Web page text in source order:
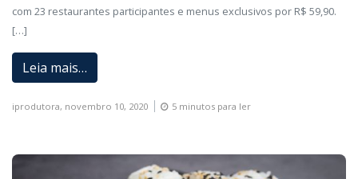
com 23 restaurantes participantes e menus exclusivos por R$ 59,90.
[…]
Leia mais…
iprodutora, novembro 10, 2020 5 minutos para ler